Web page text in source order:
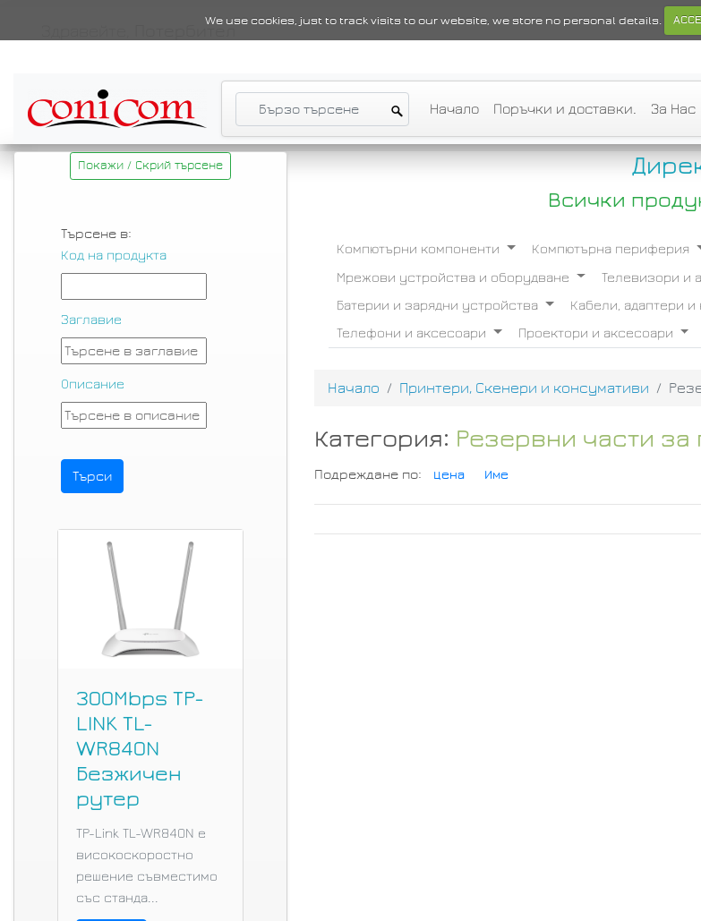
We use cookies, just to track visits to our website, we store no personal details.
Начало Поръчки и доставки. За Нас
Покажи / Скрий търсене
Търсене в:
Код на продукта
Заглавие
Описание
300Mbps TP-
LINK TL-
WR840N
Безжичен
рутер
TP-Link TL-WR840N е
високоскоростно
решение съвместимо
със станда...
Всички
Компютърни компоненти Компютърна периферия
Мрежови устройства и оборудване
Телевизори и
Батерии и зарядни устройства
Кабели, адаптери и
Телефони и аксесоари
Проектори и аксесоари
Начало Принтери, Скенери и консумативи
Категория: Резервни части
Подреждане по: Цена Име